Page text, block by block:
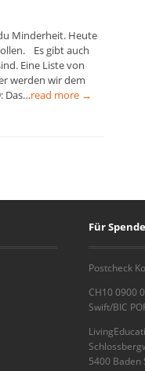
Minderheit. Heute
Es gibt auch
Eine Liste von
werden wir dem
Das…read more →
Für
Postcheck
CH10 0900
Swift/BIC
5400 Baden